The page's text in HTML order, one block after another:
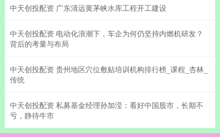
中天创投配资 广东清远黄茅峡水库工程开工建设
中天创投配资 电动化浪潮下，车企为何仍坚持内燃机研发？
背后的考量与布局
中天创投配资 贵州地区穴位敷贴培训机构排行榜_课程_杏林_
传统
中天创投配资 私募基金经理孙加滢：看好中国股市，长期不
亏，静待牛市